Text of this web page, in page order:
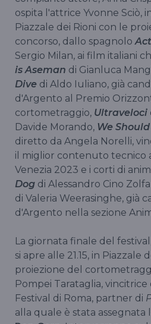
ospita l'attrice Yvonne Sciò,
Piazzale dei Rioni con le
concorso, dallo spagnolo
Sergio Milan, ai film italiani
is Aseman di Gianluca
Dive di Aldo Iuliano, già
d'Argento al Premio
cortometraggio, Ultraveloci
Davide Morando, We
diretto da Angela Norelli,
il miglior contenuto tecnico
Venezia 2023 e i corti di
Dog di Alessandro Cino
di Valeria Weerasinghe, già
d'Argento nella sezione
La giornata finale del
si apre alle 21.15, in Piazzale
proiezione del
Pompei Tarataglia,
Festival di Roma, partner di
alla quale è stata assegnata